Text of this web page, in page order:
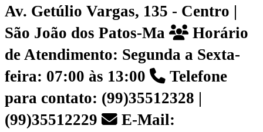
Av. Getúlio Vargas, 135 - Centro |
São João dos Patos-Ma
Horário
de Atendimento: Segunda a Sexta-
feira: 07:00 às 13:00
Telefone
para contato: (99)35512328 |
(99)35512229
E-Mail: